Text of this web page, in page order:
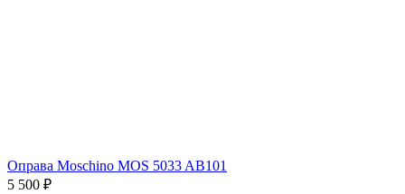
Оправа Moschino MOS 5033 AB101
5 500 ₽